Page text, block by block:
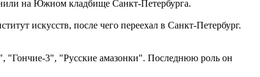
на Южном кладбище Санкт-Петербурга.
искусств, после чего переехал в Санкт-Петербург.
"Гончие-3", "Русские амазонки". Последнюю роль он